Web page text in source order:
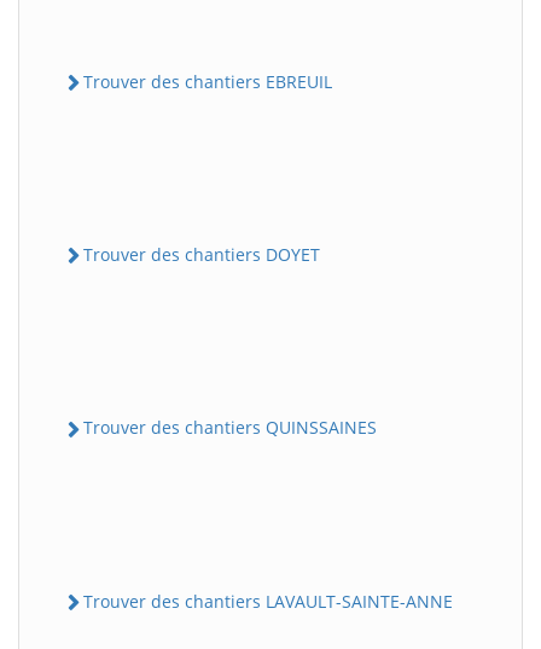
Trouver des chantiers EBREUIL
Trouver des chantiers DOYET
Trouver des chantiers QUINSSAINES
Trouver des chantiers LAVAULT-SAINTE-ANNE